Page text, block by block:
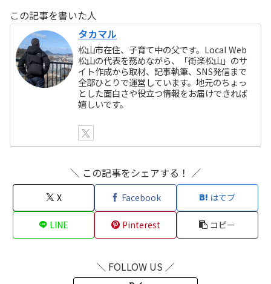
この記事を書いた人
タカマル
松山市在住、子育て中の父です。Local Web
松山の代表を務めながら、「街楽松山」のサ
イト作成から取材、記事執筆、SNS発信まで
全部ひとりで運営しています。地元のちょっ
とした面白さや役立つ情報をお届けできれば
嬉しいです。
＼ この記事をシェアする！ ／
X Facebook はてブ
LINE Pinterest コピー
＼ FOLLOW US ／